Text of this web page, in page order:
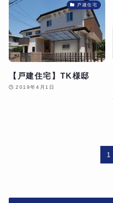
戸建住宅
【戸建住宅】TK様邸
2019年4月1日
1